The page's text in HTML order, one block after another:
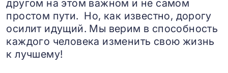
другом на этом важном и не самом
простом пути. Но, как известно, дорогу
осилит идущий. Мы верим в способность
каждого человека изменить свою жизнь
к лучшему!